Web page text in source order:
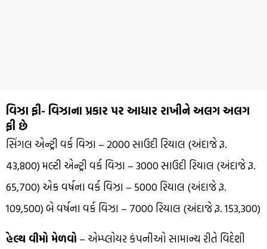
વિઝા ફી- વિઝાના પ્રકાર પર આધાર રાખીને અલગ અલગ
ફી છે
સિંગલ એન્ટ્રી વર્ક વિઝા – 2000 સાઉદી રિયાલ (અંદાજે રૂ.
43,800) મલ્ટી એન્ટ્રી વર્ક વિઝા – 3000 સાઉદી રિયાલ (અંદાજે રૂ.
65,700) એક વર્ષના વર્ક વિઝા – 5000 રિયાલ (અંદાજે રૂ.
109,500) બે વર્ષના વર્ક વિઝા – 7000 રિયાલ (અંદાજે રૂ. 153,300)
હેલ્થ વીમો મેળવો – એમ્પ્લોયર કંપનીઓ સામાન્ય રીતે વિદેશી